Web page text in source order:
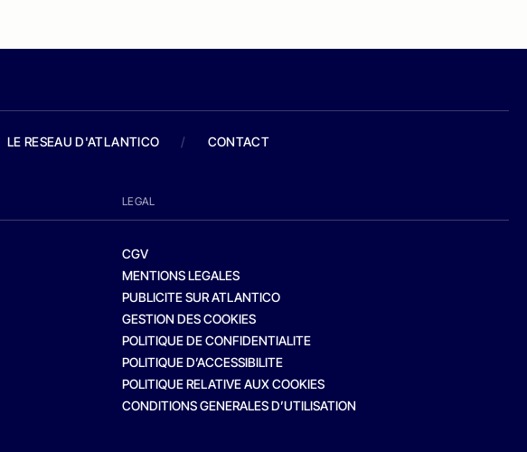
LE RESEAU D'ATLANTICO / CONTACT
LEGAL
CGV
MENTIONS LEGALES
PUBLICITE SUR ATLANTICO
GESTION DES COOKIES
POLITIQUE DE CONFIDENTIALITE
POLITIQUE D’ACCESSIBILITE
POLITIQUE RELATIVE AUX COOKIES
CONDITIONS GENERALES D’UTILISATION